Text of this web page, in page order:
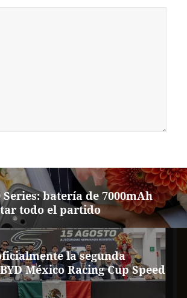
Series: batería de 7000mAh
todo el partido
la segunda
México Racing Cup Speed